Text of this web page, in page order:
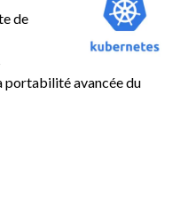
de
portabilité avancée du